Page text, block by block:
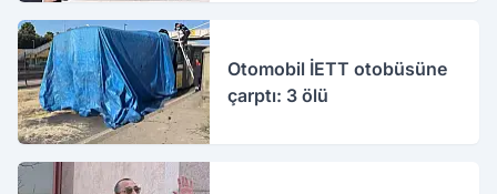
Otomobil İETT otobüsüne
çarptı: 3 ölü